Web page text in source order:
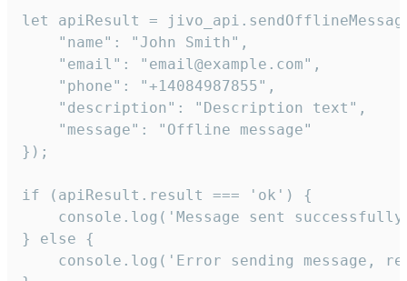
let apiResult =
    "name": "John Smith",
    "email": "email@example.com",
    "phone": "+14084987855",
    "description": "Description text",
    "message": "Offline message"
});
if (apiResult.result === 'ok') {
console.log('Message sent
} else {
console.log('Error sending message,